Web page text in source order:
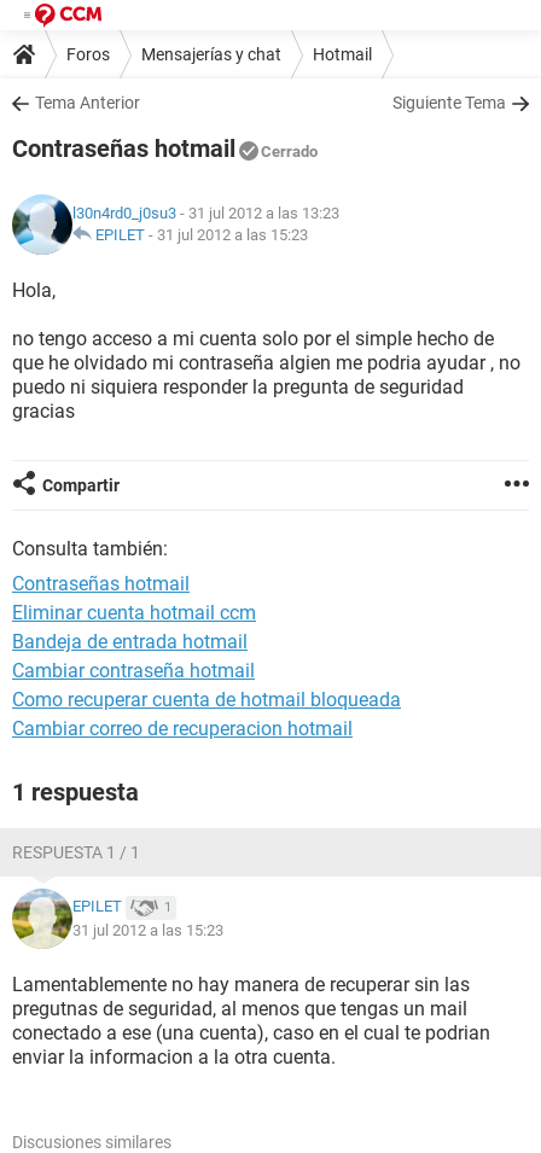
Foros Mensajerías y chat Hotmail
Tema Anterior Siguiente Tema
Contraseñas hotmail Cerrado
l30n4rd0_j0su3 - 31 jul 2012 a las 13:23
EPILET - 31 jul 2012 a las 15:23
Hola,
no tengo acceso a mi cuenta solo por el simple hecho de
que he olvidado mi contraseña algien me podria ayudar , no
puedo ni siquiera responder la pregunta de seguridad
gracias
Compartir
Consulta también:
Contraseñas hotmail
Eliminar cuenta hotmail ccm
Bandeja de entrada hotmail
Cambiar contraseña hotmail
Como recuperar cuenta de hotmail bloqueada
Cambiar correo de recuperacion hotmail
1 respuesta
RESPUESTA 1 / 1
EPILET 1
31 jul 2012 a las 15:23
Lamentablemente no hay manera de recuperar sin las
pregutnas de seguridad, al menos que tengas un mail
conectado a ese (una cuenta), caso en el cual te podrian
enviar la informacion a la otra cuenta.
Discusiones similares